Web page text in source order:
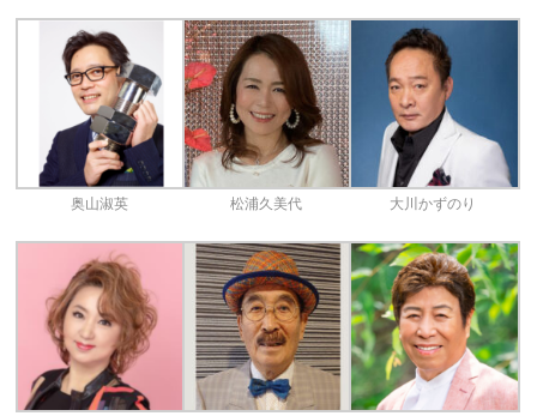
奥山淑英 松浦久美代 大川かずのり